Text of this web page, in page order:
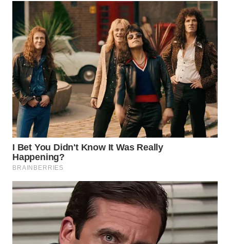
WN
KALTENG
WN
KALTARA
WN
KALSEL
WN
KALTIM
SULSEL
GORONTALO